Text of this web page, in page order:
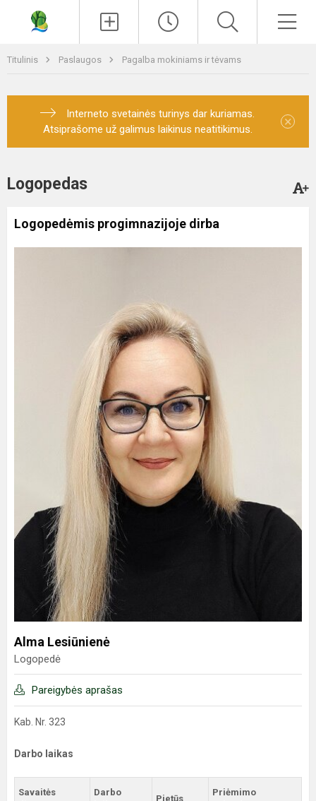
Titulinis Paslaugos Pagalba mokiniams ir tėvams
Interneto svetainės turinys dar kuriamas.
Atsiprašome už galimus laikinus neatitikimus.
×
Logopedas
Logopedėmis progimnazijoje dirba
Alma Lesiūnienė
Logopedė
Pareigybės aprašas
Kab. Nr. 323
Darbo laikas
Savaitės
Darbo
Pietūs
Priėmimo